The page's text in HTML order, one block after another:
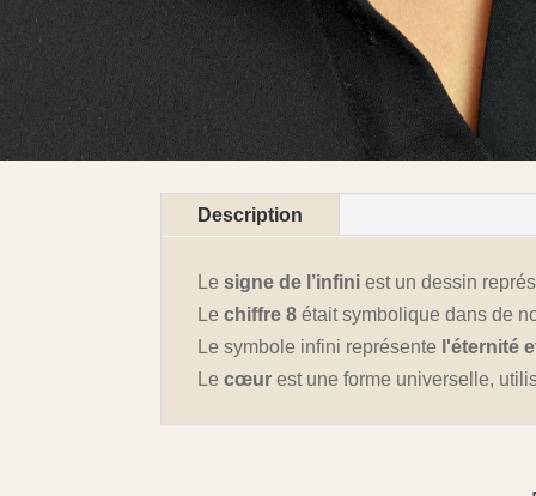
Description
Lesigne de l’infini est un dessin
Lechiffre 8 était symbolique dans de
Le symbole infini représente l'éternité
Lecœur est une forme universelle,